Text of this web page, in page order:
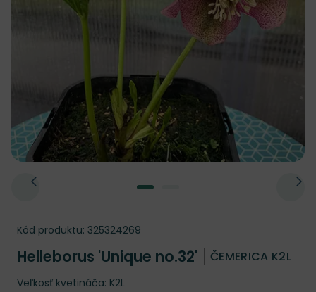
Kód produktu: 325324269
Helleborus 'Unique no.32' ČEMERICA K2L
Veľkosť kvetináča: K2L